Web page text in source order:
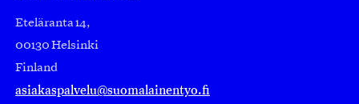
Eteläranta 14,
00130 Helsinki
Finland
asiakaspalvelu@suomalainentyo.fi